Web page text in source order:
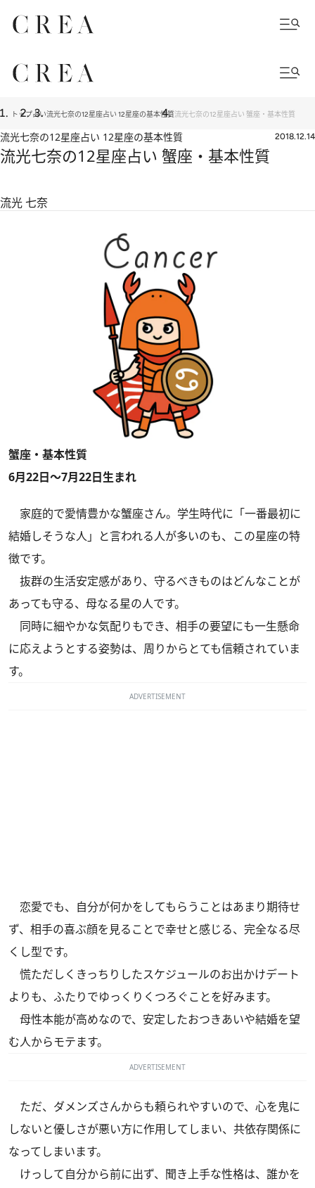
トップ占い流光七奈の12星座占い 12星座の基本性質流光七奈の12星座占い 蟹座・基本性質
流光七奈の12星座占い 12星座の基本性質 2018.12.14
流光七奈の12星座占い 蟹座・基本性質
流光 七奈
蟹座・基本性質
6月22日～7月22日生まれ
家庭的で愛情豊かな蟹座さん。学生時代に「一番最初に
結婚しそうな人」と言われる人が多いのも、この星座の特
徴です。
抜群の生活安定感があり、守るべきものはどんなことが
あっても守る、母なる星の人です。
同時に細やかな気配りもでき、相手の要望にも一生懸命
に応えようとする姿勢は、周りからとても信頼されていま
す。
ADVERTISEMENT
恋愛でも、自分が何かをしてもらうことはあまり期待せ
ず、相手の喜ぶ顔を見ることで幸せと感じる、完全なる尽
くし型です。
慌ただしくきっちりしたスケジュールのお出かけデート
よりも、ふたりでゆっくりくつろぐことを好みます。
母性本能が高めなので、安定したおつきあいや結婚を望
む人からモテます。
ADVERTISEMENT
ただ、ダメンズさんからも頼られやすいので、心を鬼に
しないと優しさが悪い方に作用してしまい、共依存関係に
なってしまいます。
けっして自分から前に出ず、聞き上手な性格は、誰かを